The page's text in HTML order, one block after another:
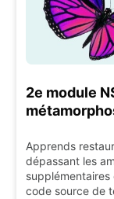
2e module
Apprends
dépassant les
code source de